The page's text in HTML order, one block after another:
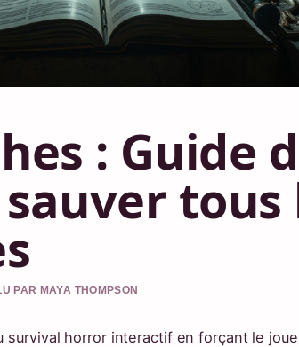
: Guide
tous
PAR MAYA THOMPSON
survival horror interactif en forçant le